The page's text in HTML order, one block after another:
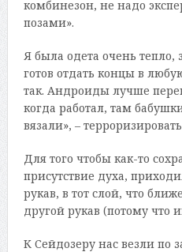
комбинезон, не надо
позами».
Я была одета очень тепло,
готов отдать концы в
так. Андроиды лучше
когда работал, там
вязали», –
Для того чтобы как-то
присутствие духа,
рукав, в тот слой, что
другой рукав (потому что
К Сейдозеру нас везли по